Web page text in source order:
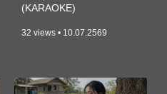
(KARAOKE)
32 views • 10.07.2569